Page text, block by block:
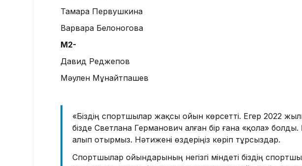
Тамара Первушкина
Варвара Белоногова
М2-
Давид Реджепов
Мәулен Мұнайтпашев
«Біздің спортшылар жақсы ойын көрсетті. Егер 2022
бізде Светлана Германович алған бір ғана «қола» болды.
алып отырмыз. Нәтижені өздеріңіз көріп тұрсыздар.
Спортшылар ойындарының негізгі міндеті біздің